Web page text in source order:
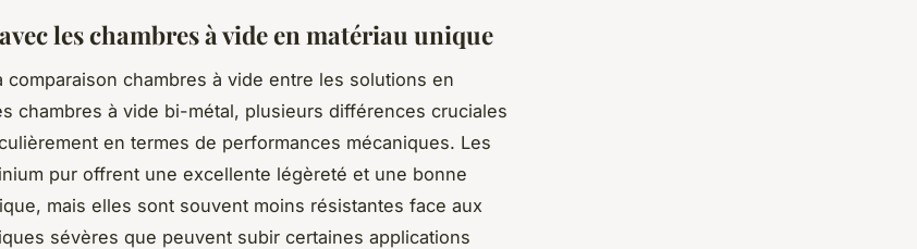
les chambres à vide en matériau unique
comparaison chambres à vide entre les solutions en
chambres à vide bi-métal, plusieurs différences cruciales
en termes de performances mécaniques. Les
pur offrent une excellente légèreté et une bonne
mais elles sont souvent moins résistantes face aux
sévères que peuvent subir certaines applications